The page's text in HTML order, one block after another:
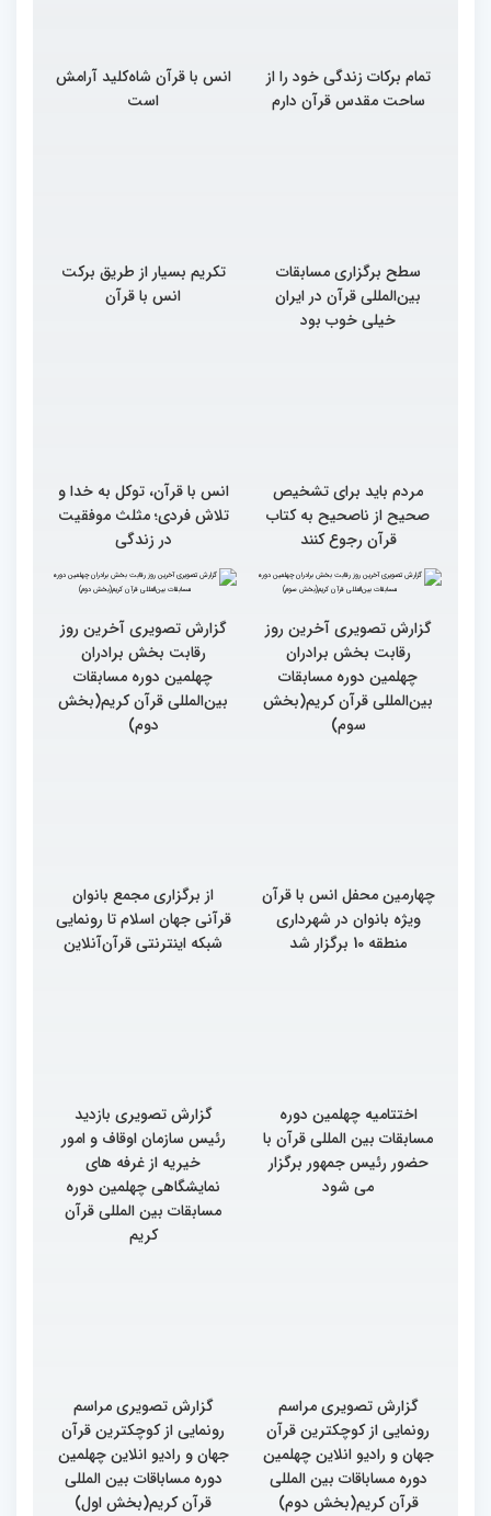
تمام برکات زندگی خود را از
ساحت مقدس قرآن دارم
انس با قرآن شاه‌کلید آرامش
است
سطح برگزاری مسابقات
بین‌المللی قرآن در ایران
خیلی خوب بود
تکریم بسیار از طریق برکت
انس با قرآن
مردم باید برای تشخیص
صحیح از ناصحیح به کتاب
قرآن رجوع کنند
انس با قرآن، توکل به خدا و
تلاش فردی؛ مثلث موفقیت
در زندگی
گزارش تصویری آخرین روز
رقابت بخش برادران
چهلمین دوره مسابقات
بین‌المللی قرآن کریم(بخش
سوم)
گزارش تصویری آخرین روز
رقابت بخش برادران
چهلمین دوره مسابقات
بین‌المللی قرآن کریم(بخش
دوم)
چهارمین محفل انس با قرآن
ویژه بانوان در شهرداری
منطقه 10 برگزار شد
از برگزاری مجمع بانوان
قرآنی جهان اسلام تا رونمایی
شبکه اینترنتی قرآن‌آنلاین
اختتامیه چهلمین دوره
مسابقات بین المللی قرآن با
حضور رئیس جمهور برگزار
می شود
گزارش تصویری بازدید
رئیس سازمان اوقاف و امور
خیریه از غرفه های
نمایشگاهی چهلمین دوره
مسابقات بین المللی قرآن
کریم
گزارش تصویری مراسم
رونمایی از کوچکترین قرآن
جهان و رادیو انلاین چهلمین
دوره مساباقات بین المللی
قرآن کریم(بخش دوم)
گزارش تصویری مراسم
رونمایی از کوچکترین قرآن
جهان و رادیو انلاین چهلمین
دوره مساباقات بین المللی
قرآن کریم(بخش اول)